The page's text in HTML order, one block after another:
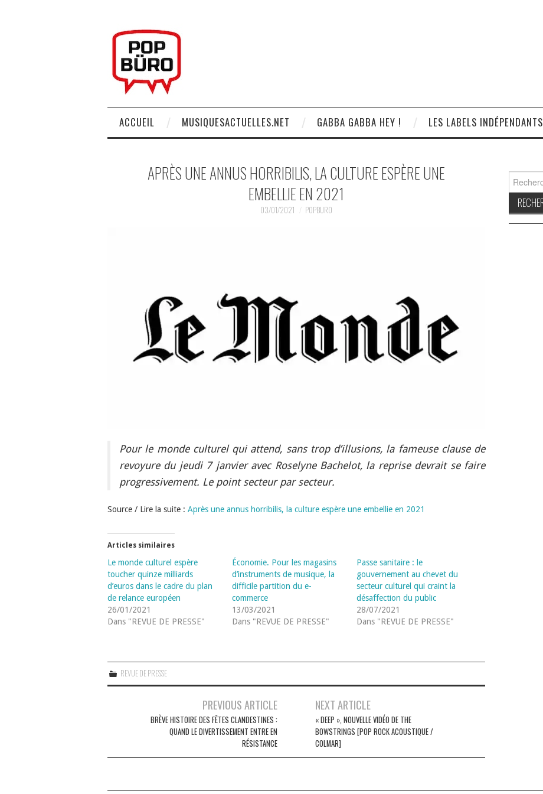
ACCUEIL MUSIQUESACTUELLES.NET GABBA GABBA HEY ! LES LABELS INDÉPENDANTS
APRÈS UNE ANNUS HORRIBILIS, LA CULTURE ESPÈRE UNE
EMBELLIE EN 2021
03/01/2021 POPBURO
Pour le monde culturel qui attend, sans trop d’illusions, la fameuse clause de
revoyure du jeudi 7 janvier avec Roselyne Bachelot, la reprise devrait se faire
progressivement. Le point secteur par secteur.
Source / Lire la suite : Après une annus horribilis, la culture espère une embellie en 2021
Articles similaires
Le monde culturel espère
toucher quinze milliards
d’euros dans le cadre du plan
de relance européen
26/01/2021
Dans "REVUE DE PRESSE"
Économie. Pour les magasins
d’instruments de musique, la
difficile partition du e-
commerce
13/03/2021
Dans "REVUE DE PRESSE"
Passe sanitaire : le
gouvernement au chevet du
secteur culturel qui craint la
désaffection du public
28/07/2021
Dans "REVUE DE PRESSE"
REVUE DE PRESSE
PREVIOUS ARTICLE
BRÈVE HISTOIRE DES FÊTES CLANDESTINES :
QUAND LE DIVERTISSEMENT ENTRE EN
RÉSISTANCE
NEXT ARTICLE
« DEEP », NOUVELLE VIDÉO DE THE
BOWSTRINGS [POP ROCK ACOUSTIQUE /
COLMAR]